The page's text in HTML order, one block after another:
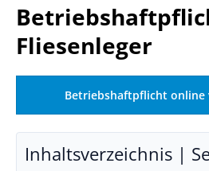
Fliesenleger
Betriebshaftpflicht online
Inhaltsverzeichnis |